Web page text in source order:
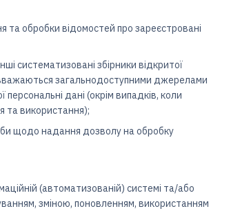
обробки відомостей про зареєстровані
систематизовані збірники відкритої
вважаються загальнодоступними джерелами
дані (окрім випадків, коли
та використання);
щодо надання дозволу на обробку
(автоматизованій) системі та/або
зміною, поновленням, використанням